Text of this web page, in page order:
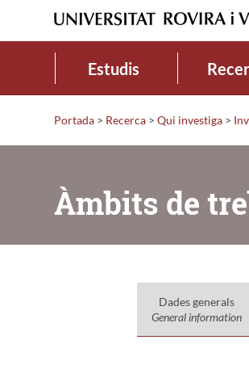
Estudis
Portada > Recerca > Qui investiga >
Àmbits de
Dades generals
General information